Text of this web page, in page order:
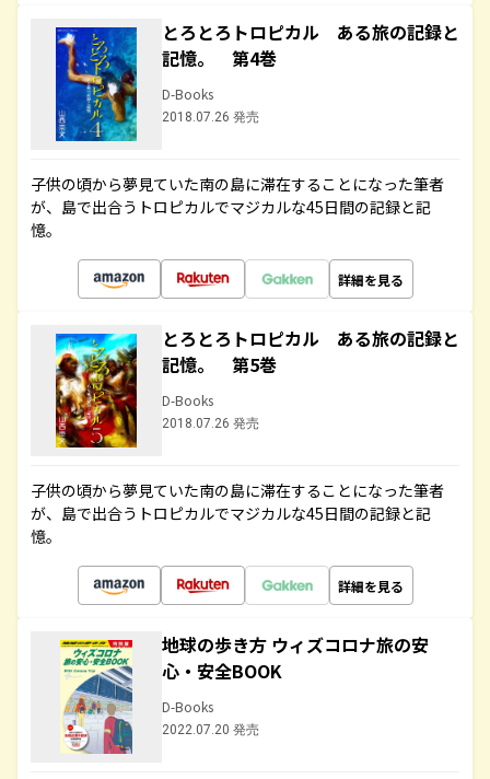
とろとろトロピカル ある旅の記録と
記憶。 第4巻
D-Books
2018.07.26 発売
子供の頃から夢見ていた南の島に滞在することになった筆者
が、島で出合うトロピカルでマジカルな45日間の記録と記
憶。
詳細を見る
とろとろトロピカル ある旅の記録と
記憶。 第5巻
D-Books
2018.07.26 発売
子供の頃から夢見ていた南の島に滞在することになった筆者
が、島で出合うトロピカルでマジカルな45日間の記録と記
憶。
詳細を見る
地球の歩き方 ウィズコロナ旅の安
心・安全BOOK
D-Books
2022.07.20 発売